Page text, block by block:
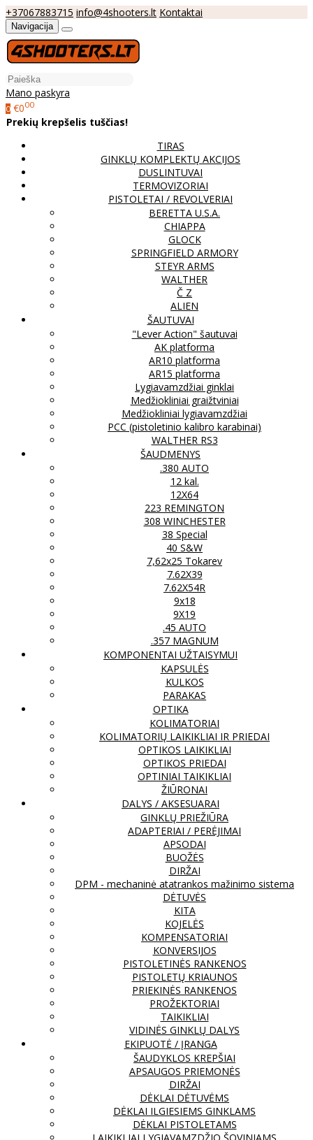
+37067883715 info@4shooters.lt Kontaktai
Navigacija
Mano paskyra
0 €000
Prekių krepšelis tuščias!
TIRAS
GINKLŲ KOMPLEKTŲ AKCIJOS
DUSLINTUVAI
TERMOVIZORIAI
PISTOLETAI / REVOLVERIAI
BERETTA U.S.A.
CHIAPPA
GLOCK
SPRINGFIELD ARMORY
STEYR ARMS
WALTHER
Č Z
ALIEN
ŠAUTUVAI
"Lever Action" šautuvai
AK platforma
AR10 platforma
AR15 platforma
Lygiavamzdžiai ginklai
Medžiokliniai graižtviniai
Medžiokliniai lygiavamzdžiai
PCC (pistoletinio kalibro karabinai)
WALTHER RS3
ŠAUDMENYS
.380 AUTO
12 kal.
12X64
223 REMINGTON
308 WINCHESTER
38 Special
40 S&W
7,62x25 Tokarev
7.62X39
7.62X54R
9x18
9X19
.45 AUTO
.357 MAGNUM
KOMPONENTAI UŽTAISYMUI
KAPSULĖS
KULKOS
PARAKAS
OPTIKA
KOLIMATORIAI
KOLIMATORIŲ LAIKIKLIAI IR PRIEDAI
OPTIKOS LAIKIKLIAI
OPTIKOS PRIEDAI
OPTINIAI TAIKIKLIAI
ŽIŪRONAI
DALYS / AKSESUARAI
GINKLŲ PRIEŽIŪRA
ADAPTERIAI / PERĖJIMAI
APSODAI
BUOŽĖS
DIRŽAI
DPM - mechaninė atatrankos mažinimo sistema
DĖTUVĖS
KITA
KOJELĖS
KOMPENSATORIAI
KONVERSIJOS
PISTOLETINĖS RANKENOS
PISTOLETŲ KRIAUNOS
PRIEKINĖS RANKENOS
PROŽEKTORIAI
TAIKIKLIAI
VIDINĖS GINKLŲ DALYS
EKIPUOTĖ / ĮRANGA
ŠAUDYKLOS KREPŠIAI
APSAUGOS PRIEMONĖS
DIRŽAI
DĖKLAI DĖTUVĖMS
DĖKLAI ILGIESIEMS GINKLAMS
DĖKLAI PISTOLETAMS
LAIKIKLIAI LYGIAVAMZDŽIO ŠOVINIAMS